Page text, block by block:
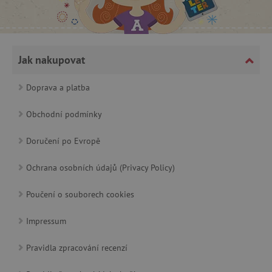
Jak nakupovat
Doprava a platba
Obchodní podmínky
Doručení po Evropě
Ochrana osobních údajů (Privacy Policy)
Poučení o souborech cookies
Impressum
Pravidla zpracování recenzí
cjConsent